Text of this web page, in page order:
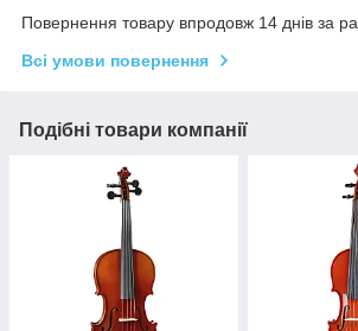
Повернення товару впродовж 14 днів за
Всі умови повернення
Подібні товари компанії